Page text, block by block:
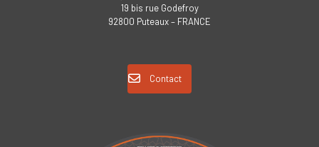
19 bis rue Godefroy
92800 Puteaux – FRANCE
Contact